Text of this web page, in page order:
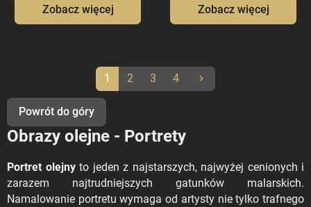
Zobacz więcej Zobacz więcej
1 2 3 4 keyboard_arrow_right
Powrót do góry
Obrazy olejne - Portrety
Portret olejnyto jeden z najstarszych, najwyżej cenionych i
zarazem najtrudniejszych gatunków malarskich.
Namalowanie portretu wymaga od artysty nie tylko trafnego